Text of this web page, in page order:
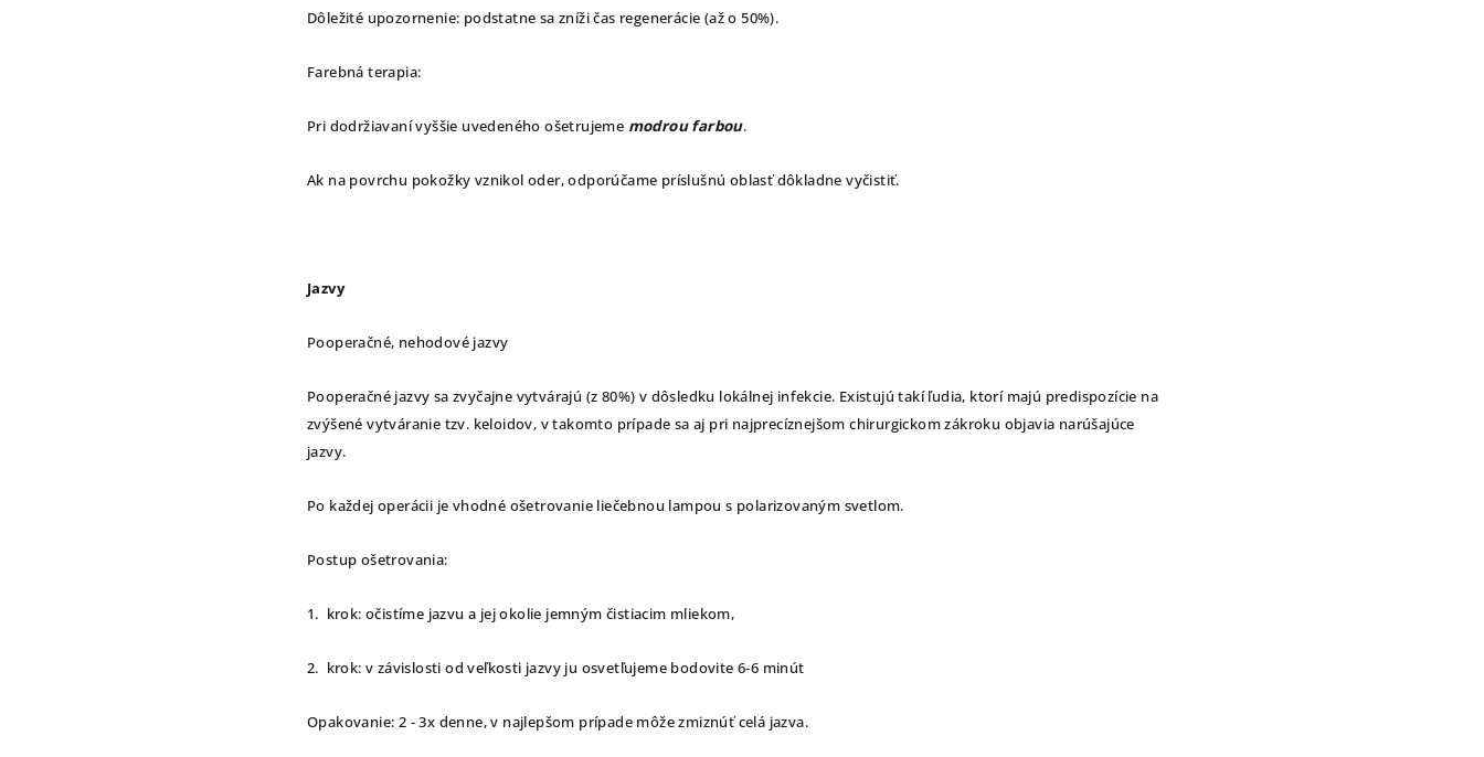
Dôležité upozornenie: podstatne sa zníži čas regenerácie (až o 50%).
Farebná terapia:
Pri dodržiavaní vyššie uvedeného ošetrujeme modrou farbou.
Ak na povrchu pokožky vznikol oder, odporúčame príslušnú oblasť dôkladne vyčistiť.
Jazvy
Pooperačné, nehodové jazvy
Pooperačné jazvy sa zvyčajne vytvárajú (z 80%) v dôsledku lokálnej infekcie. Existujú takí ľudia, ktorí majú predispozície na
zvýšené vytváranie tzv. keloidov, v takomto prípade sa aj pri najprecíznejšom chirurgickom zákroku objavia narúšajúce
jazvy.
Po každej operácii je vhodné ošetrovanie liečebnou lampou s polarizovaným svetlom.
Postup ošetrovania:
1. krok: očistíme jazvu a jej okolie jemným čistiacim mliekom,
2. krok: v závislosti od veľkosti jazvy ju osvetľujeme bodovite 6-6 minút
Opakovanie: 2 - 3x denne, v najlepšom prípade môže zmiznúť celá jazva.